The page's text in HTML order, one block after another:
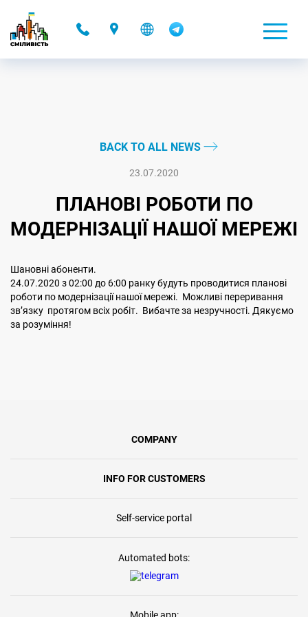
BACK TO ALL NEWS
23.07.2020
ПЛАНОВІ РОБОТИ ПО
МОДЕРНІЗАЦІЇ НАШОЇ МЕРЕЖІ
Шановні абоненти.
24.07.2020 з 02:00 до 6:00 ранку будуть проводитися планові
роботи по модернізації нашої мережі. Можливі переривання
звʼязку протягом всіх робіт. Вибачте за незручності. Дякуємо
за розуміння!
COMPANY
INFO FOR CUSTOMERS
Self-service portal
Automated bots: